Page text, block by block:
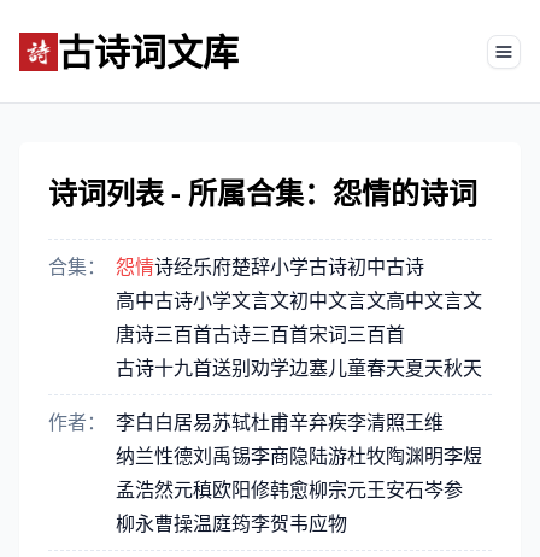
古诗词文库
诗词列表 - 所属合集：怨情的诗词
合集： 怨情诗经乐府楚辞小学古诗初中古诗
高中古诗小学文言文初中文言文高中文言文
唐诗三百首古诗三百首宋词三百首
古诗十九首送别劝学边塞儿童春天夏天秋天
作者： 李白白居易苏轼杜甫辛弃疾李清照王维
纳兰性德刘禹锡李商隐陆游杜牧陶渊明李煜
孟浩然元稹欧阳修韩愈柳宗元王安石岑参
柳永曹操温庭筠李贺韦应物